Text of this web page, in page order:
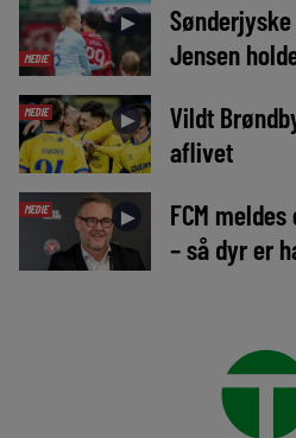
MEDIE
►
Jensen
MEDIE ►
Vildt
aflivet
MEDIE ►
FCM
– så dyr er